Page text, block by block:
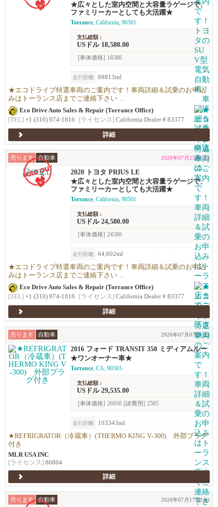
★広々とした室内空間と大容量ラゲージで、
ファミリーカーとしても大活躍★
Torrance, California, 90501
支払総額 :
USドル 18,580.00
[車体価格] 18580
走行距離 88813ml
★エコドライブ特選車両のご案内です！車両詳細＆試乗のお申込
みはトーランス店までご連絡下さい ...
Eco Drive Auto Sales & Repair (Torrance Office)
[TEL] +1 (310) 974-1816 [ライセンス] California Dealer # 83377
詳細
売ります 自動車 2026年07月25日(土)
2020 トヨタ PRIUS LE
★広々とした室内空間と大容量ラゲージで、
ファミリーカーとしても大活躍★
Torrance, California, 90501
支払総額 :
USドル 24,580.00
[車体価格] 24580
走行距離 64,602ml
★エコドライブ特選車両のご案内です！車両詳細＆試乗のお申込
みはトーランス店までご連絡下さい ...
Eco Drive Auto Sales & Repair (Torrance Office)
[TEL] +1 (310) 974-1816 [ライセンス] California Dealer # 83377
詳細
売ります 自動車 2026年07月07日(火)
2016 フォード TRANSIT 350 ミディアムルー
フ
★ワンオーナー車★
Torrance, CA, 90501-
支払総額 :
USドル 29,535.00
[車体価格] 26950 [諸費用] 2585
走行距離 103343ml
★REFRIGRATOR（冷蔵車）(THERMO KING V-300) 外部プラグ
付き
MLR USA INC
[ライセンス] 86804
詳細
売ります 自動車 2026年07月17日(金)